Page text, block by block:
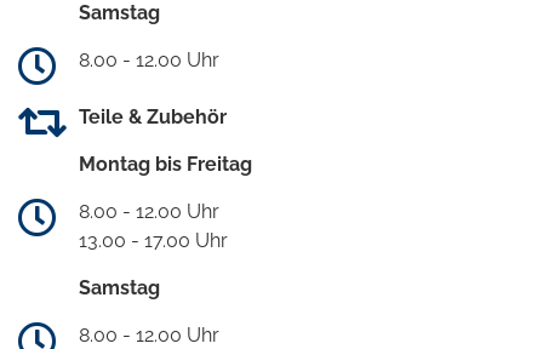
Samstag
8.00 - 12.00 Uhr
Teile & Zubehör
Montag bis Freitag
8.00 - 12.00 Uhr
13.00 - 17.00 Uhr
Samstag
8.00 - 12.00 Uhr